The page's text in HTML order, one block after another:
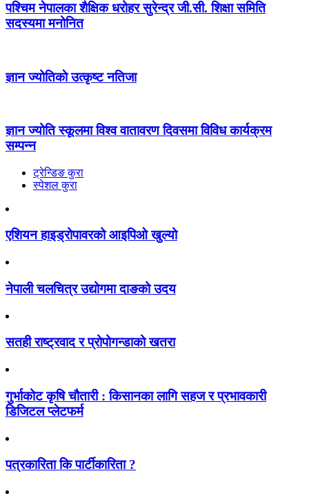
पश्चिम नेपालका शैक्षिक धरोहर सुरेन्द्र जी.सी. शिक्षा समिति
सदस्यमा मनोनित
ज्ञान ज्योतिकाे उत्कृष्ट नतिजा
ज्ञान ज्योति स्कूलमा विश्व वातावरण दिवसमा विविध कार्यक्रम
सम्पन्न
ट्रेन्डिङ कुरा
स्पेशल कुरा
एशियन हाइड्रोपावरको आइपिओ खुल्यो
नेपाली चलचित्र उद्योगमा दाङको उदय
सतही राष्ट्रवाद र प्रोपोगन्डाको खतरा
गुर्भाकोट कृषि चौतारी : किसानका लागि सहज र प्रभावकारी
डिजिटल प्लेटफर्म
पत्रकारिता कि पार्टीकारिता ?